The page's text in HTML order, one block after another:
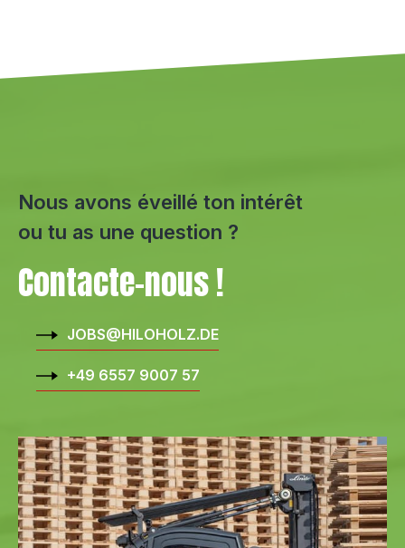
Nous avons éveillé ton intérêt
ou tu as une question ?
Contacte-nous !
JOBS@HILOHOLZ.DE
+49 6557 9007 57